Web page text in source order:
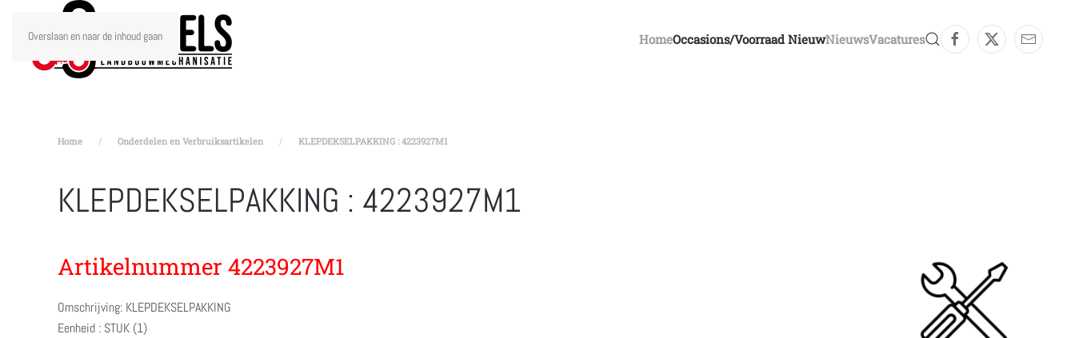
Overslaan en naar de inhoud gaan HomeOccasions/voorraad NieuwNieuwsVacatures
Home Onderdelen en Verbruiksartikelen KLEPDEKSELPAKKING : 4223927M1
KLEPDEKSELPAKKING : 4223927M1
Artikelnummer 4223927M1
Omschrijving: KLEPDEKSELPAKKING
Eenheid : STUK (1)